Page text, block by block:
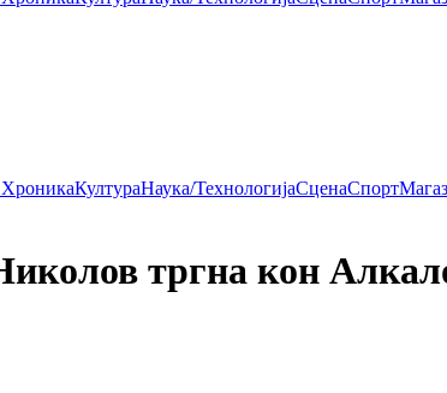
КултураНаука/ТехнологијаСценаСпорт
тргна кон